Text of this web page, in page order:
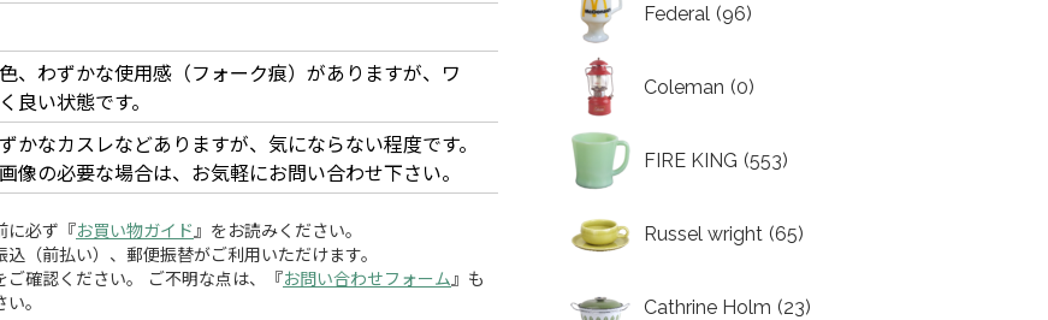
、わずかな使用感（フォーク痕）がありますが、ワ
良い状態です。
かなカスレなどありますが、気にならない程度です。
像の必要な場合は、お気軽にお問い合わせ下さい。
に必ず『お買い物ガイド 』をお読みください。
（前払い）、郵便振替がご利用いただけます。
確認ください。 ご不明な点は、『お問い合わせフォーム 』も
。
Federal (96)
Coleman (0)
FIRE KING (553)
Russel wright (65)
Cathrine Holm (23)